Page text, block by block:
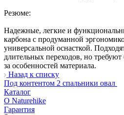
Резюме:
Надежные, легкие и
карбона с продуманной
универсальной оснасткой.
длительных переходов, но
за особенностей материала.
Назад к списку
Под контентом 2 спальники овал
Каталог
О Naturehike
Гарантия